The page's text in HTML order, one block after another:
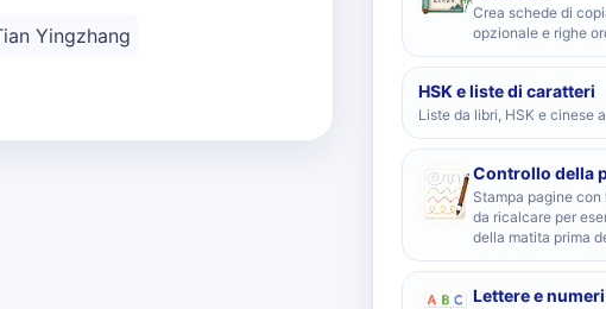
Yingzhang
Crea schede di
opzionale e righe
HSK e liste di caratteri
Liste da libri, HSK e cinese
Controllo della
Stampa pagine
da ricalcare per
della matita prima
Lettere e numeri